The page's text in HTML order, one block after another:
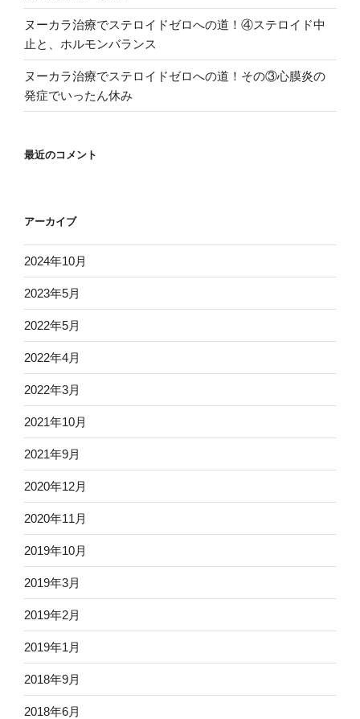
ヌーカラ治療でステロイドゼロへの道！④ステロイド中
止と、ホルモンバランス
ヌーカラ治療でステロイドゼロへの道！その③心膜炎の
発症でいったん休み
最近のコメント
アーカイブ
2024年10月
2023年5月
2022年5月
2022年4月
2022年3月
2021年10月
2021年9月
2020年12月
2020年11月
2019年10月
2019年3月
2019年2月
2019年1月
2018年9月
2018年6月